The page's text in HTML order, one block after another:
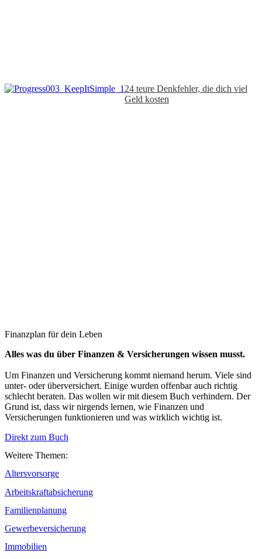
24 teure Denkfehler, die dich viel
Geld kosten
Finanzplan für dein Leben
Alles was du über Finanzen & Versicherungen wissen musst.
Um Finanzen und Versicherung kommt niemand herum. Viele sind
unter- oder überversichert. Einige wurden offenbar auch richtig
schlecht beraten. Das wollen wir mit diesem Buch verhindern. Der
Grund ist, dass wir nirgends lernen, wie Finanzen und
Versicherungen funktionieren und was wirklich wichtig ist.
Direkt zum Buch
Weitere Themen:
Altersvorsorge
Arbeitskraftabsicherung
Familienplanung
Gewerbeversicherung
Immobilien